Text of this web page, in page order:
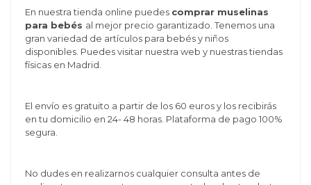
En nuestra tienda online puedes comprar muselinas
para bebés al mejor precio garantizado. Tenemos una
gran variedad de artículos para bebés y niños
disponibles. Puedes visitar nuestra web y nuestras tiendas
físicas en Madrid.
El envío es gratuito a partir de los 60 euros y los recibirás
en tu domicilio en 24- 48 horas. Plataforma de pago 100%
segura.
No dudes en realizarnos cualquier consulta antes de